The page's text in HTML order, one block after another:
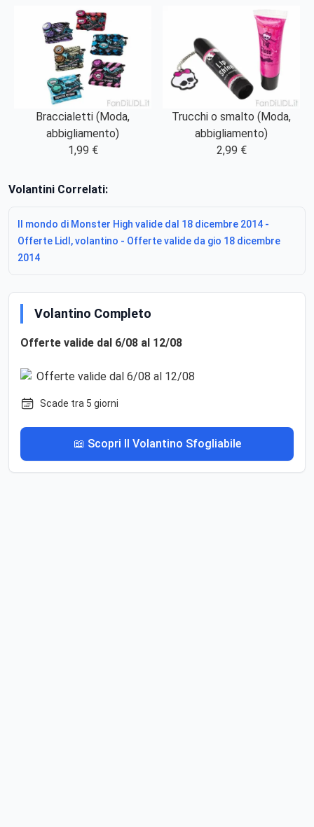
Braccialetti (Moda,
abbigliamento)
1,99 €
Trucchi o smalto (Moda,
abbigliamento)
2,99 €
Volantini Correlati:
Il mondo di Monster High valide dal 18 dicembre 2014 -
Offerte Lidl, volantino - Offerte valide da gio 18 dicembre
2014
Volantino Completo
Offerte valide dal 6/08 al 12/08
Scade tra 5 giorni
📖 Scopri Il Volantino Sfogliabile